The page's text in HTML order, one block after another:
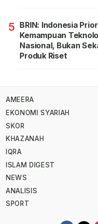
5 BRIN: Indonesia
Kemampuan
Nasional, Bukan
Produk Riset
AMEERA
EKONOMI SYARIAH
SKOR
KHAZANAH
IQRA
ISLAM DIGEST
NEWS
ANALISIS
SPORT